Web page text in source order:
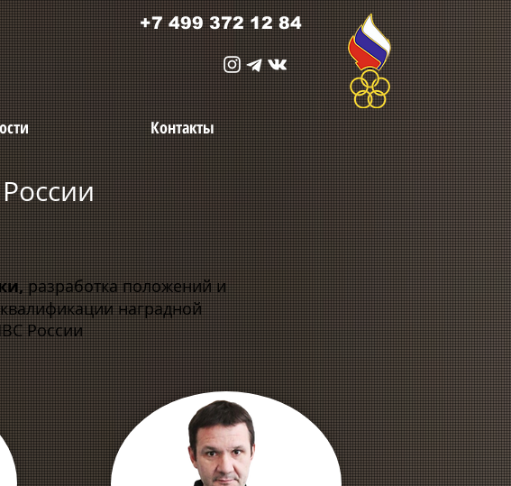
+7 499 372 12 84
Контакты
разработка положений и
наградной
России